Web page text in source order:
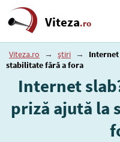
Viteza.ro
Viteza.ro → știri →
Internet
stabilitate fără a fora
Internet
priză ajută la